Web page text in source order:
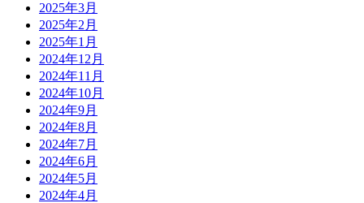
2025年3月
2025年2月
2025年1月
2024年12月
2024年11月
2024年10月
2024年9月
2024年8月
2024年7月
2024年6月
2024年5月
2024年4月